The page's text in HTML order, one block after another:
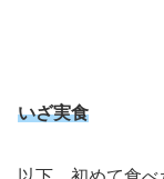
いざ実食